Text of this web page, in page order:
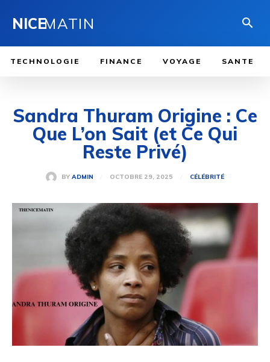
NICEMATIN
TECHNOLOGIE FINANCE VOYAGE SANTE
Sandra Thuram Origine : Ce
Que L’on Sait (et Ce Qui
Reste Privé)
BY ADMIN OCTOBRE 29, 2025 CÉLÉBRITÉ